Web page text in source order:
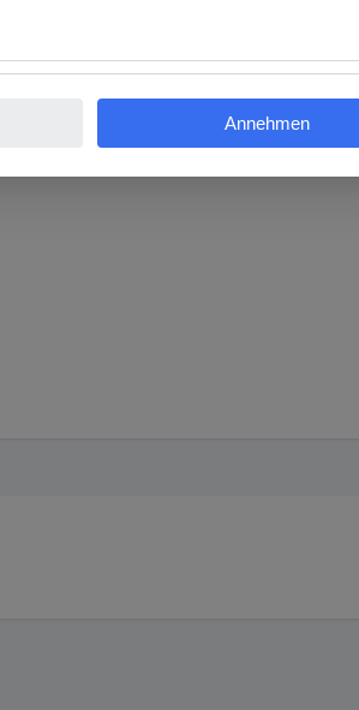
ppm). Der Filter passt mittels Bajonett-
ideal zum Schweißen.
Filtertechnologie;Geringes Gewicht
Grenzwert;Schnelle und einfache